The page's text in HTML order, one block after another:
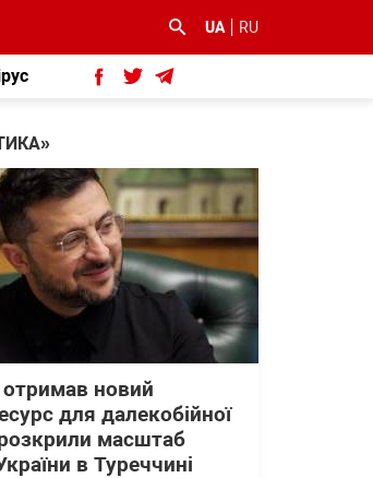
UA RU
новий
для далекобійної
масштаб
в Туреччині